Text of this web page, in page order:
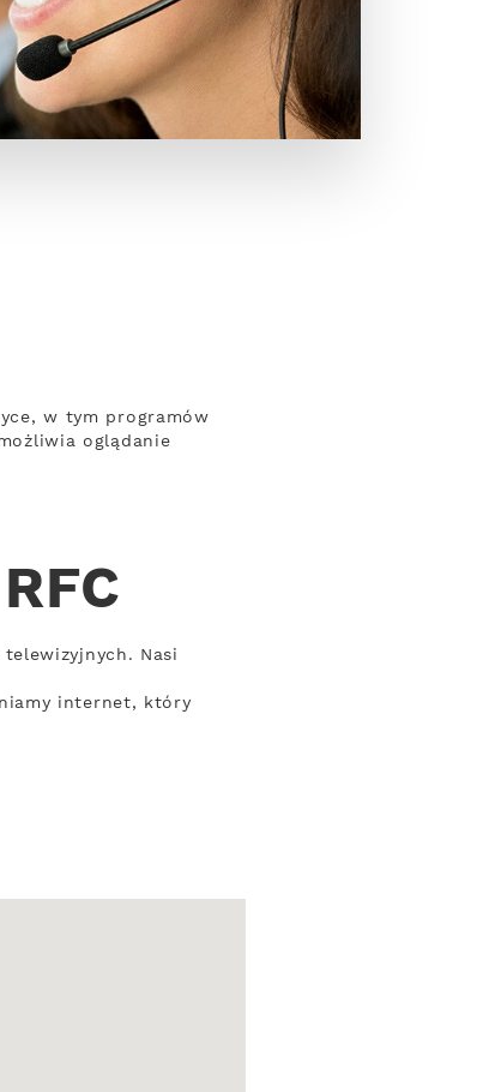
w tym programów
oglądanie
Nasi
internet, który